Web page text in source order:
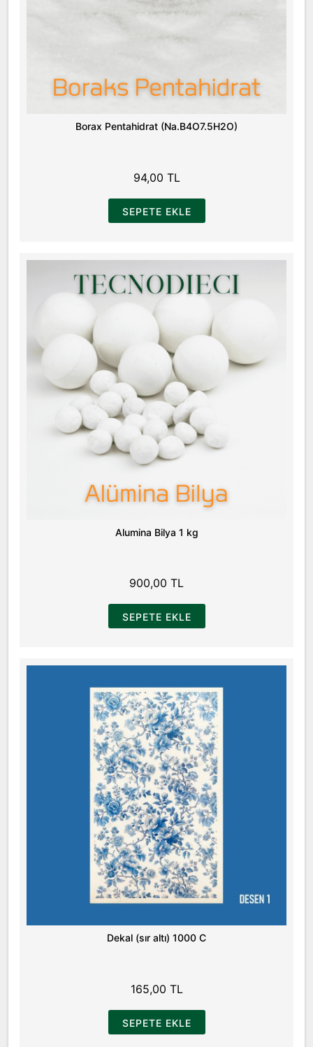
Borax Pentahidrat (Na.B4O7.5H2O)
94,00 TL
SEPETE EKLE
Alumina Bilya 1 kg
900,00 TL
SEPETE EKLE
Dekal (sır altı) 1000 C
165,00 TL
SEPETE EKLE